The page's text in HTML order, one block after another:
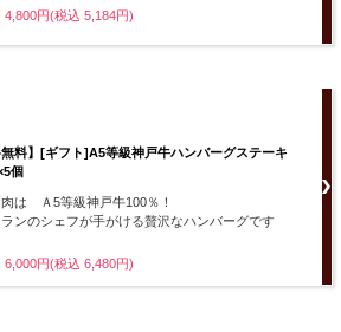
4,800円(税込 5,184円)
無料】[ギフト]A5等級神戸牛ハンバーグステーキ
個
は Ａ5等級神戸牛100％！
ンのシェフが手がける贅沢なハンバーグです
6,000円(税込 6,480円)